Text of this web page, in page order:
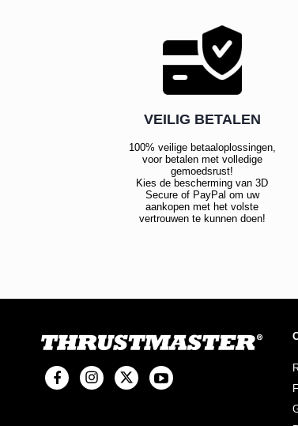
VEILIG BETALEN
100% veilige betaaloplossingen,
voor betalen met volledige
gemoedsrust!
Kies de bescherming van 3D
Secure of PayPal om uw
aankopen met het volste
vertrouwen te kunnen doen!